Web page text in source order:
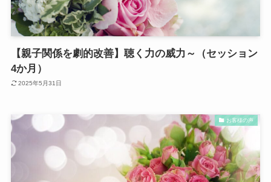
【親子関係を劇的改善】聴く力の威力～（セッション
4か月）
2025年5月31日
お客様の声